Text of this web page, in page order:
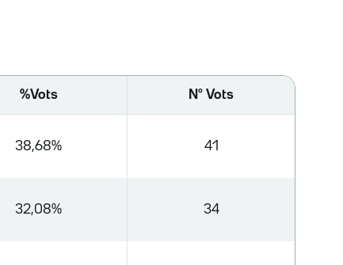
%Vots Nº Vots
38,68% 41
32,08% 34